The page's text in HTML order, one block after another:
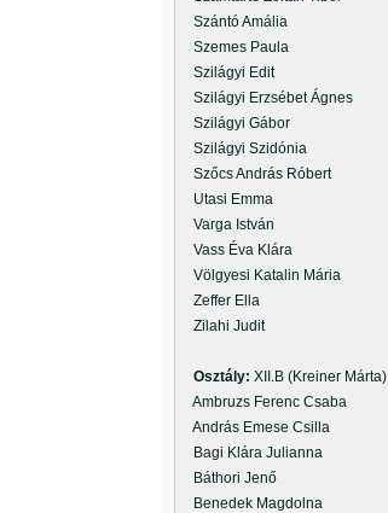
Szántó Amália
Szemes Paula
Szilágyi Edit
Szilágyi Erzsébet Ágnes
Szilágyi Gábor
Szilágyi Szidónia
Szőcs András Róbert
Utasi Emma
Varga István
Vass Éva Klára
Völgyesi Katalin Mária
Zeffer Ella
Zilahi Judit
Osztály: XII.B (Kreiner Márta)
Ambruzs Ferenc Csaba
András Emese Csilla
Bagi Klára Julianna
Báthori Jenő
Benedek Magdolna